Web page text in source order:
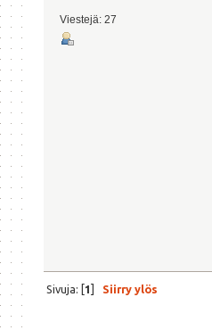
Viestejä: 27
Sivuja: [1] Siirry ylös